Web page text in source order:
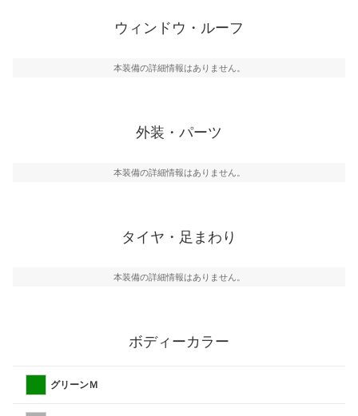
ウィンドウ・ルーフ
本装備の詳細情報はありません。
外装・パーツ
本装備の詳細情報はありません。
タイヤ・足まわり
本装備の詳細情報はありません。
ボディーカラー
グリーンＭ